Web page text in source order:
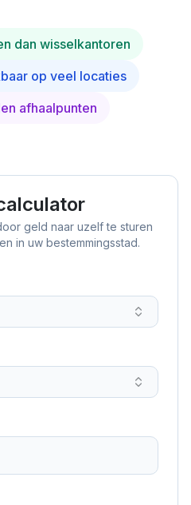
dan wisselkantoren
op veel locaties
afhaalpunten
geld naar uzelf te sturen
in uw bestemmingsstad.